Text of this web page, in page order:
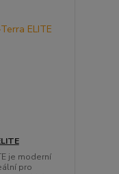
je moderní
pro